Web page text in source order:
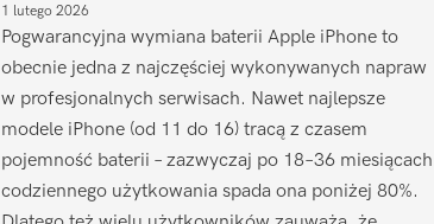
1 lutego 2026
Pogwarancyjna wymiana baterii Apple iPhone to
obecnie jedna z najczęściej wykonywanych napraw
w profesjonalnych serwisach. Nawet najlepsze
modele iPhone (od 11 do 16) tracą z czasem
pojemność baterii – zazwyczaj po 18–36 miesiącach
codziennego użytkowania spada ona poniżej 80%.